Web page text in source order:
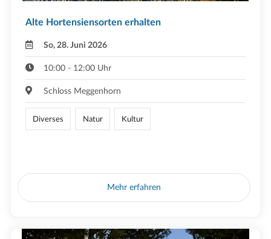
Alte Hortensiensorten erhalten
So, 28. Juni 2026
10:00 - 12:00 Uhr
Schloss Meggenhorn
Diverses Natur Kultur
Mehr erfahren